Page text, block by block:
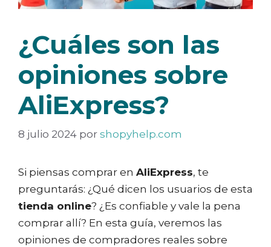
¿Cuáles son las
opiniones sobre
AliExpress?
8 julio 2024 por shopyhelp.com
Si piensas comprar en AliExpress, te
preguntarás: ¿Qué dicen los usuarios de esta
tienda online? ¿Es confiable y vale la pena
comprar allí? En esta guía, veremos las
opiniones de compradores reales sobre